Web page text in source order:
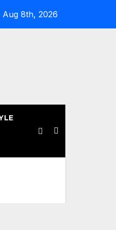
Pagi Hari, Ini Fakta
Aug 8th, 2026